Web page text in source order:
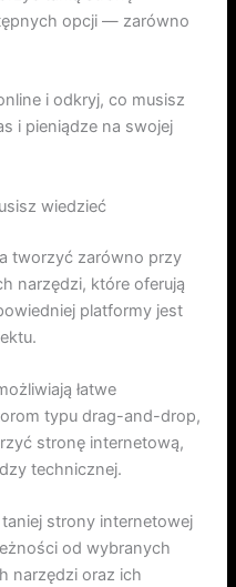
opcji — zarówno
i odkryj, co musisz
i pieniądze na swojej
wiedzieć
tworzyć zarówno przy
narzędzi, które oferują
platformy jest
łatwe
typu drag-and-drop,
stronę internetową,
technicznej.
strony internetowej
od wybranych
narzędzi oraz ich